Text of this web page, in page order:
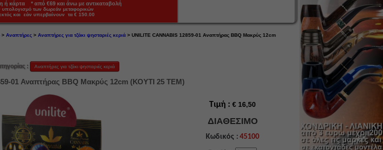
ή κάρτα * από €69 και άνω με αντικαταβολή
υπολογισμό των δωρεάν μεταφορικών
και εάν υπερβαίνουν τα € 150.00
> Αναπτήρες> Αναπτήρες για τζάκι ψησταριές κεριά> UNILITE CANNABIS 12859-01 Αναπτήρας BBQ Μακρύς 12cm
: Αναπτήρες για τζάκι ψησταριές κεριά
01 Αναπτήρας BBQ Μακρύς 12cm (ΚΟΥΤΙ 25 ΤΕΜ)
Τιμή : € 16,50
ΔΙΑΘΕΣΙΜΟ
Κωδικός : 45100